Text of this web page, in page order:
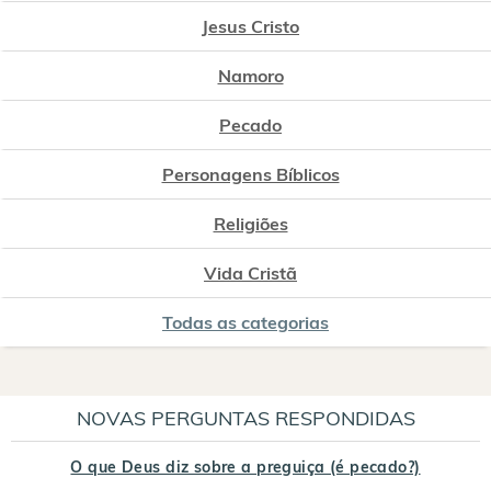
Jesus Cristo
Namoro
Pecado
Personagens Bíblicos
Religiões
Vida Cristã
Todas as categorias
NOVAS PERGUNTAS RESPONDIDAS
O que Deus diz sobre a preguiça (é pecado?)